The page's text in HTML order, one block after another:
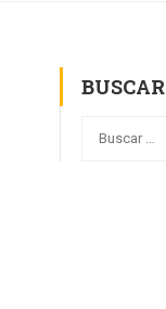
BUSCAR